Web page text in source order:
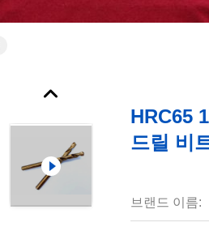
HRC65
드릴 비
브랜드 이름: